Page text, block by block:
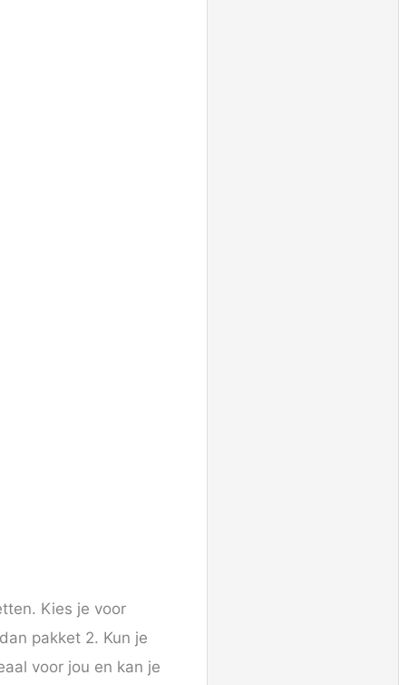
Kies je voor
pakket 2. Kun je
voor jou en kan je